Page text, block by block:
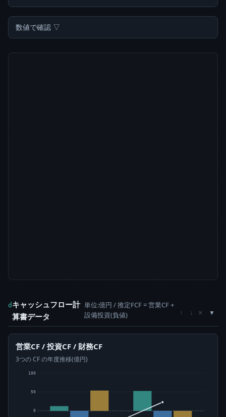
数値で確認 ▽
d キャッシュフロー計
算書データ
単位:億円 / 推定FCF = 営業CF +
設備投資(負値)
↑ ↓ ×
営業CF / 投資CF / 財務CF
3つの CF の年度推移(億円)
0
50
100